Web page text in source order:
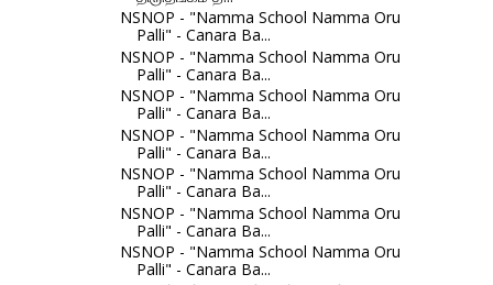
NSNOP - "Namma School Namma Oru
Palli" - Canara Ba...
NSNOP - "Namma School Namma Oru
Palli" - Canara Ba...
NSNOP - "Namma School Namma Oru
Palli" - Canara Ba...
NSNOP - "Namma School Namma Oru
Palli" - Canara Ba...
NSNOP - "Namma School Namma Oru
Palli" - Canara Ba...
NSNOP - "Namma School Namma Oru
Palli" - Canara Ba...
NSNOP - "Namma School Namma Oru
Palli" - Canara Ba...